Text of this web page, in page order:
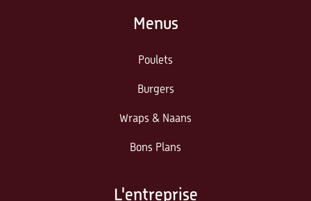
Menus
Poulets
Burgers
Wraps & Naans
Bons Plans
L'entreprise